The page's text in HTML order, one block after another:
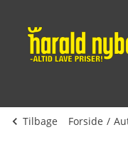
Tilbage Forside